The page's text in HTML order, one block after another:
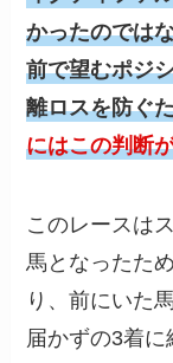
かったのでは
前で望むポジ
離ロスを防ぐ
にはこの判断
このレースは
馬となったた
り、前にいた
届かずの3着に